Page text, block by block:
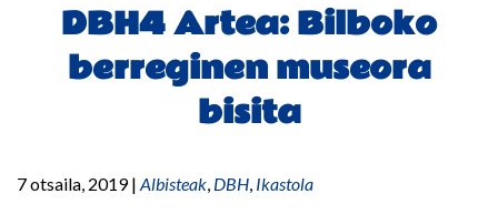
DBH4 Artea: Bilboko
berreginen museora
bisita
7 otsaila, 2019| Albisteak, DBH, Ikastola